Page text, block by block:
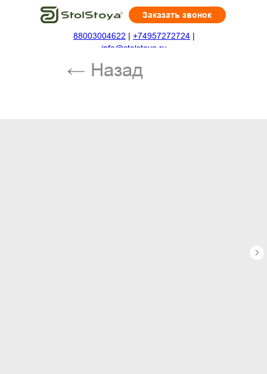
88003004622 | +74957272724 |
info@stolstoya.ru
Заказать звонок
← Назад